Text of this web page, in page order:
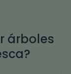
árboles